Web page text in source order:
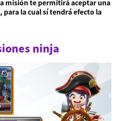
misión te permitirá aceptar una
la cual sí tendrá efecto la
ninja